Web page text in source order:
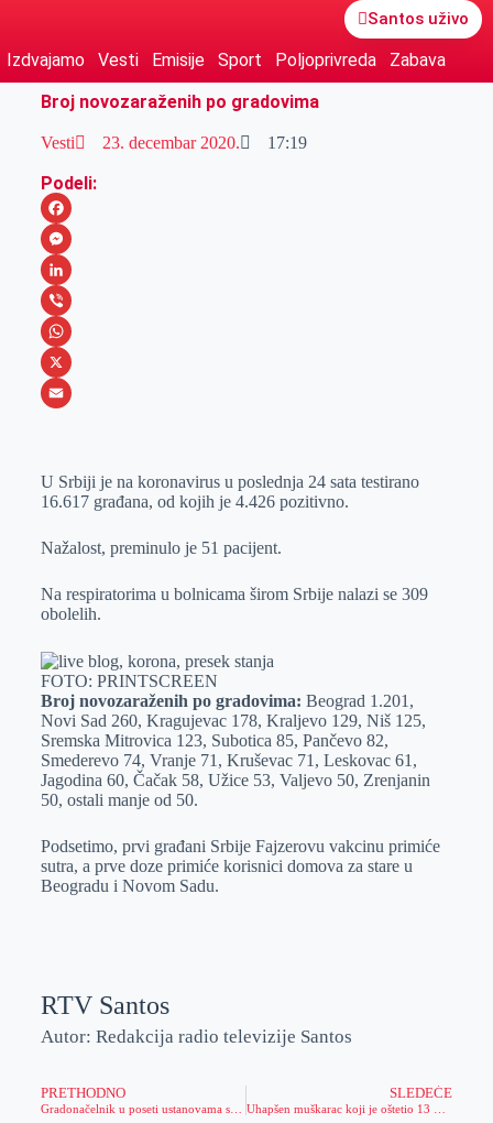
Santos uživo
Izdvajamo Vesti Emisije Sport Poljoprivreda
Zabava
Broj novozaraženih po gradovima
Vesti 23. decembar 2020. 17:19
Podeli:
F
a
c
e
b
o
M
e
s
s
e
e
L
i
n
k
I
V
i
b
W
h
s
p
X
a
l
U Srbiji je na koronavirus u poslednja 24 sata testirano
16.617 građana, od kojih je 4.426 pozitivno.
Nažalost, preminulo je 51 pacijent.
Na respiratorima u bolnicama širom Srbije nalazi se 309
obolelih.
FOTO: PRINTSCREEN
Broj novozaraženih po gradovima: Beograd 1.201,
Novi Sad 260, Kragujevac 178, Kraljevo 129, Niš 125,
Sremska Mitrovica 123, Subotica 85, Pančevo 82,
Smederevo 74, Vranje 71, Kruševac 71, Leskovac 61,
Jagodina 60, Čačak 58, Užice 53, Valjevo 50, Zrenjanin
50, ostali manje od 50.
Podsetimo, prvi građani Srbije Fajzerovu vakcinu primiće
sutra, a prve doze primiće korisnici domova za stare u
Beogradu i Novom Sadu.
RTV Santos
Autor: Redakcija radio televizije Santos
PRETHODNO
Gradonačelnik u poseti ustanovama socijalne zaštite, novogodišnji paketići za decu korisnika usluga
SLEDEĆE